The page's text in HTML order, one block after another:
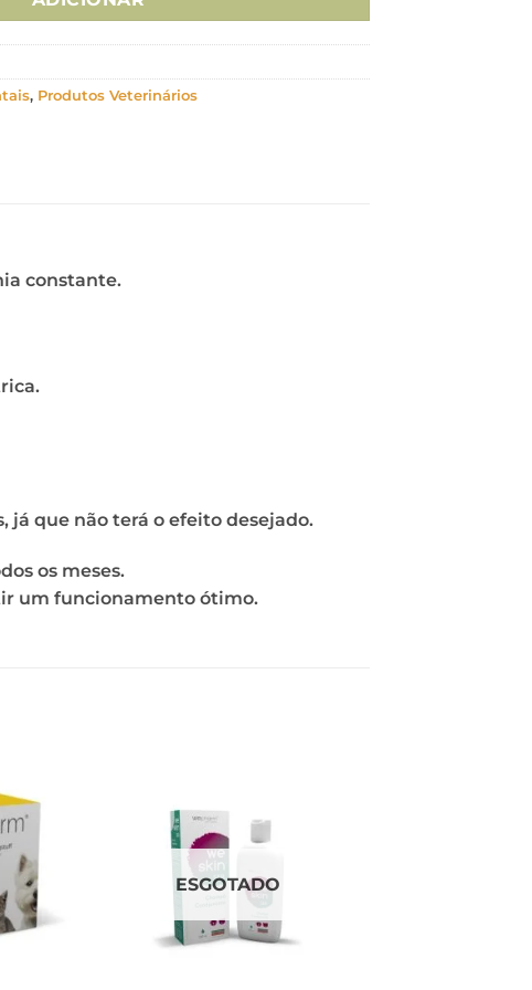
, Produtos Veterinários
constante.
já que não terá o efeito desejado.
os meses.
um funcionamento ótimo.
ESGOTADO